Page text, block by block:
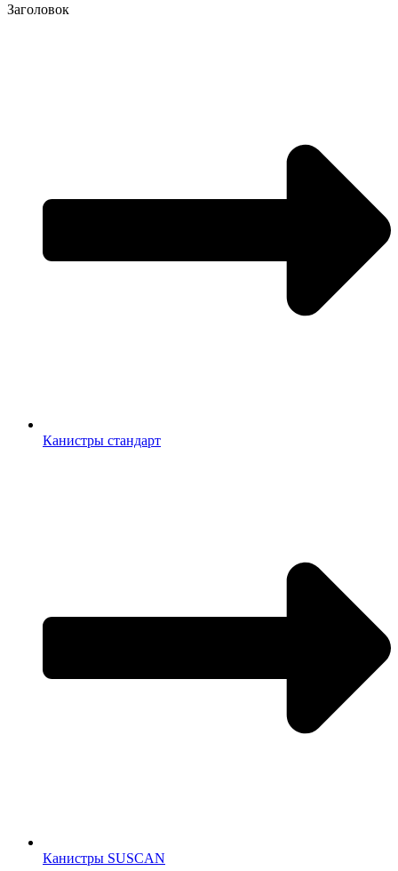
Заголовок
Канистры стандарт
Канистры SUSCAN